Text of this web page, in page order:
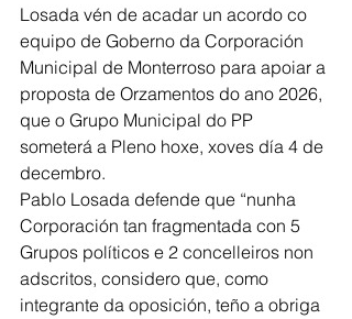
Losada vén de acadar un acordo co
equipo de Goberno da Corporación
Municipal de Monterroso para apoiar a
proposta de Orzamentos do ano 2026,
que o Grupo Municipal do PP
someterá a Pleno hoxe, xoves día 4 de
decembro.
Pablo Losada defende que “nunha
Corporación tan fragmentada con 5
Grupos políticos e 2 concelleiros non
adscritos, considero que, como
integrante da oposición, teño a obriga